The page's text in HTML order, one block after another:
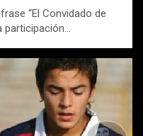
“El Convidado de
participación…